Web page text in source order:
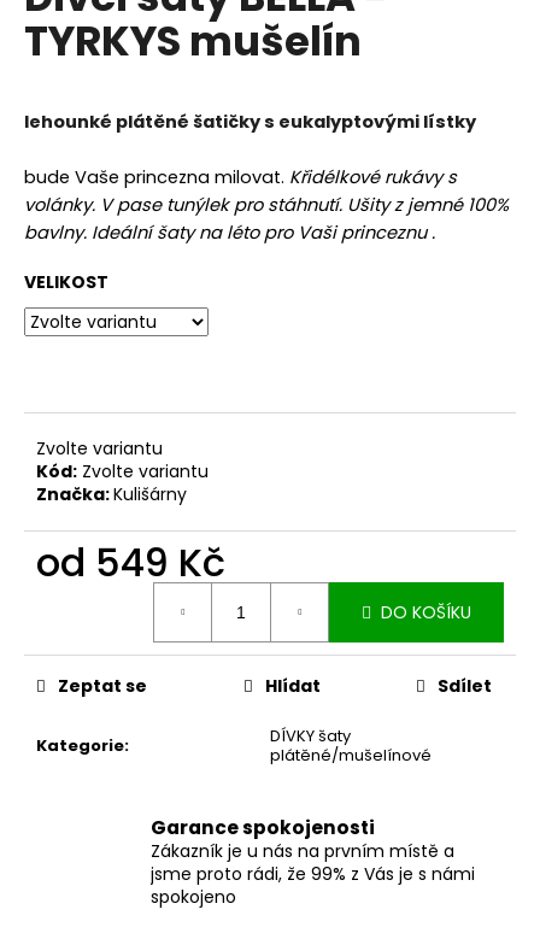
0,0
TYRKYS mušelín
lehounké plátěné šatičky s eukalyptovými lístky
bude Vaše princezna milovat. Křidélkové rukávy s
volánky. V pase tunýlek pro stáhnutí. Ušity z jemné 100%
bavlny. Ideální šaty na léto pro Vaši princeznu .
VELIKOST
Zvolte variantu
Kód: Zvolte variantu
Značka:Kulišárny
od 549 Kč
DO KOŠÍKU
Kategorie:
DÍVKY šaty
plátěné/mušelínové
Zeptat se Hlídat Sdílet
Garance spokojenosti
Zákazník je u nás na prvním místě a
jsme proto rádi, že 99% z Vás je s námi
spokojeno
a
t
o
p
o
u
m
e
DÁMSKÉ